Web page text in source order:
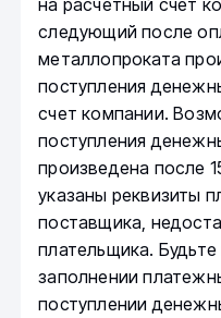
следующий после
металлопроката
поступления
счет компании.
поступления
произведена после
указаны реквизиты
поставщика,
плательщика.
заполнении
поступлении